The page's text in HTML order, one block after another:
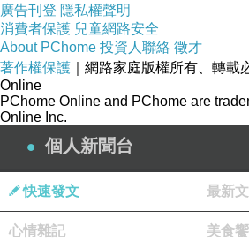
我吃力的模樣，就是巨人的模樣
很自然而然。
靠人定勝天的心裡，便能解放
看見那些私物？不是的，我就
願意掠奪。
我就只喜歡聽見衣櫃門滑動的
廣告刊登 隱私權聲明
消費者保護 兒童網路安全
About PChome 投資人聯絡 徵才
著作權保護 ｜網路家庭版權所有、轉載
Online
PChome Online and PChome are
Online Inc.
個人新聞台
快速發文 最新
心情雜記 美食